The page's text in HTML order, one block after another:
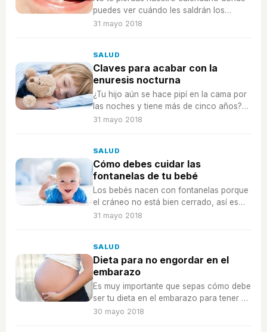
puedes ver cuándo les saldrán los
dientes de leche a tus hijos.
31 mayo 2018
SALUD
Claves para acabar con la
enuresis nocturna
¿Tu hijo aún se hace pipí en la cama por
las noches y tiene más de cinco años?
Entonces no te pierdas estos consejos
31 mayo 2018
SALUD
Cómo debes cuidar las
fontanelas de tu bebé
Los bebés nacen con fontanelas porque
el cráneo no está bien cerrado, así es
cómo debes cuidarlas.
31 mayo 2018
SALUD
Dieta para no engordar en el
embarazo
Es muy importante que sepas cómo debe
ser tu dieta en el embarazo para tener 9
meses saludables sin engordar de más.
30 mayo 2018